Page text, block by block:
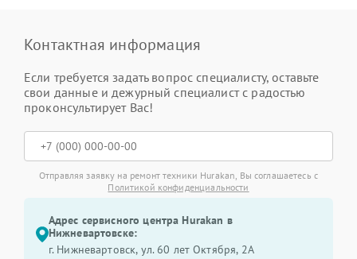
Контактная информация
Если требуется задать вопрос специалисту, оставьте
свои данные и дежурный специалист с радостью
проконсультирует Вас!
Отправляя заявку на ремонт техники Hurakan, Вы соглашаетесь с
Политикой конфиденциальности
Адрес сервисного центра Hurakan в
Нижневартовске:
г. Нижневартовск, ул. 60 лет Октября, 2А